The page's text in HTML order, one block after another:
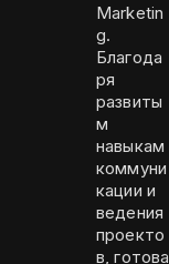
Marketin
g.
Благода
ря
развиты
м
навыкам
коммуни
кации и
ведения
проекто
в, готова